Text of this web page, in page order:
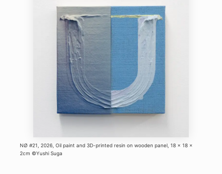
NØ #21, 2026, Oil paint and 3D-printed resin on wooden panel, 18 x 18 x
2cm ©︎Yushi Suga